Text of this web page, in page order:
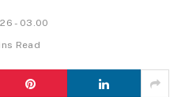
- 03.00
Read